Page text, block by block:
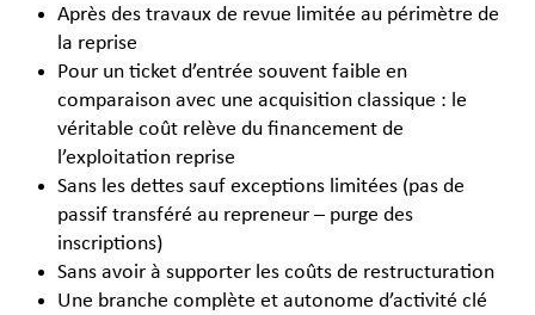
Après des travaux de revue limitée au périmètre de
la reprise
Pour un ticket d’entrée souvent faible en
comparaison avec une acquisition classique : le
véritable coût relève du financement de
l’exploitation reprise
Sans les dettes sauf exceptions limitées (pas de
passif transféré au repreneur – purge des
inscriptions)
Sans avoir à supporter les coûts de restructuration
Une branche complète et autonome d’activité clé